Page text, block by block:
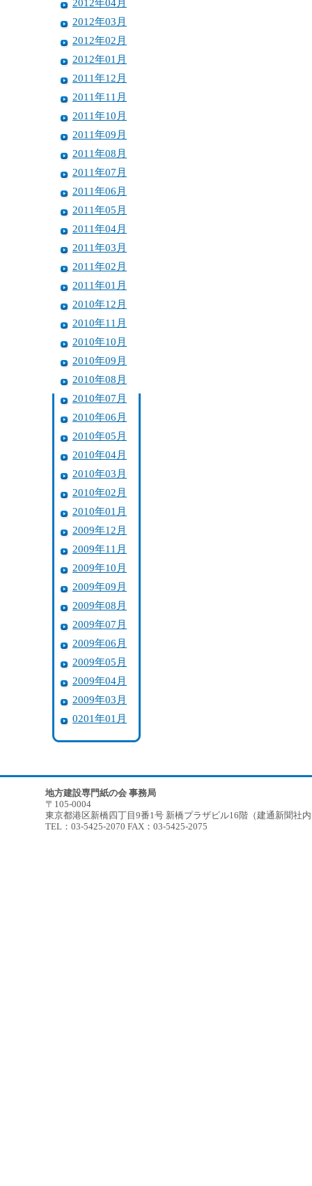
2012年04月
2012年03月
2012年02月
2012年01月
2011年12月
2011年11月
2011年10月
2011年09月
2011年08月
2011年07月
2011年06月
2011年05月
2011年04月
2011年03月
2011年02月
2011年01月
2010年12月
2010年11月
2010年10月
2010年09月
2010年08月
2010年07月
2010年06月
2010年05月
2010年04月
2010年03月
2010年02月
2010年01月
2009年12月
2009年11月
2009年10月
2009年09月
2009年08月
2009年07月
2009年06月
2009年05月
2009年04月
2009年03月
0201年01月
地方建設専門紙の会 事務局
〒105-0004
東京都港区新橋四丁目9番1号 新橋プラザビル16階（建通新聞社
TEL：03-5425-2070 FAX：03-5425-2075